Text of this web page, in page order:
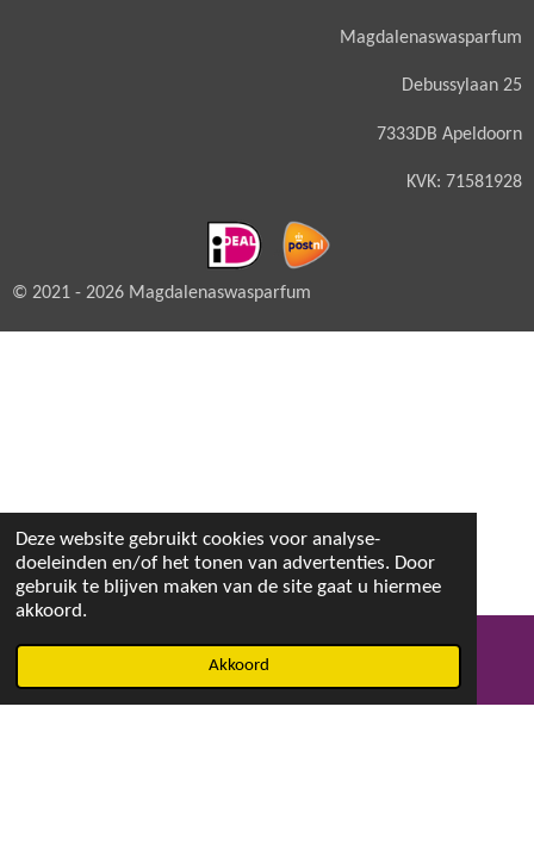
Deze website gebruikt cookies voor analyse-
doeleinden en/of het tonen van advertenties. Door
gebruik te blijven maken van de site gaat u hiermee
akkoord.
Akkoord
Magdalenaswasparfum
Debussylaan 25
7333DB Apeldoorn
KVK: 71581928
© 2021 - 2026 Magdalenaswasparfum